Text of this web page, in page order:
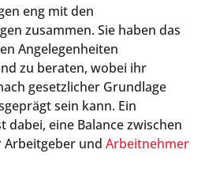
eng mit den
zusammen. Sie haben das
Angelegenheiten
zu beraten, wobei ihr
gesetzlicher Grundlage
sein kann. Ein
dabei, eine Balance zwischen
und Arbeitnehmer